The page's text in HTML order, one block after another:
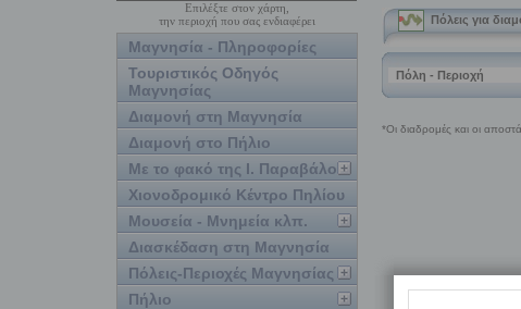
Επιλέξτε στον χάρτη,
την περιοχή που σας ενδιαφέρει
Μαγνησία - Πληροφορίες
Τουριστικός Οδηγός
Μαγνησίας
Διαμονή στη Μαγνησία
Διαμονή στο Πήλιο
Με το φακό της Ι. Παραβάλου
Χιονοδρομικό Κέντρο Πηλίου
Μουσεία - Μνημεία κλπ.
Διασκέδαση στη Μαγνησία
Πόλεις-Περιοχές Μαγνησίας
Πήλιο